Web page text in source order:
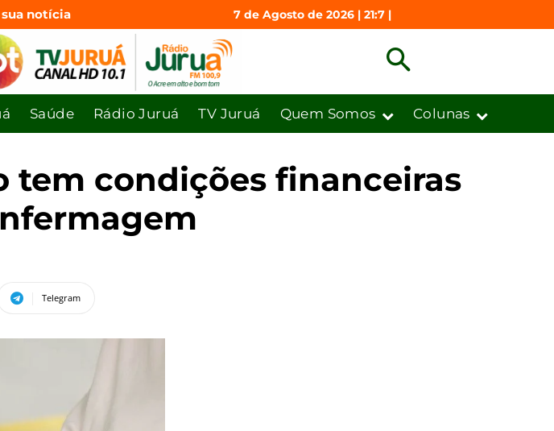
sua notícia 7 de Agosto de 2026 | 21:7 |
Saúde Rádio Juruá TV Juruá Quem Somos Colunas
tem condições financeiras
Telegram